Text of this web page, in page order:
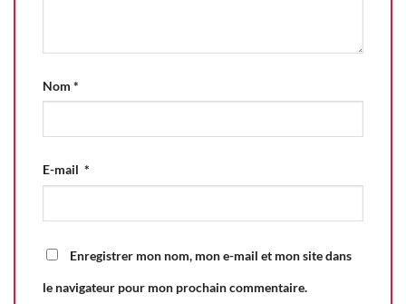
Nom *
E-mail *
Enregistrer mon nom, mon e-mail et mon site dans
le navigateur pour mon prochain commentaire.